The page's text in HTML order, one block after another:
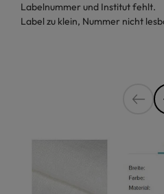
Labelnummer und Institut fehlt.
Label zu klein, Nummer nicht